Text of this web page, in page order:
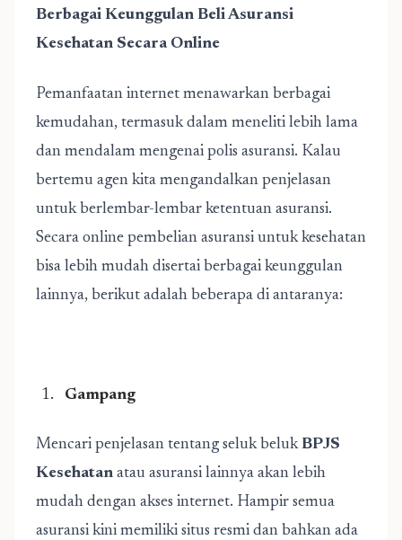
Berbagai Keunggulan Beli Asuransi
Kesehatan Secara Online
Pemanfaatan internet menawarkan berbagai
kemudahan, termasuk dalam meneliti lebih lama
dan mendalam mengenai polis asuransi. Kalau
bertemu agen kita mengandalkan penjelasan
untuk berlembar-lembar ketentuan asuransi.
Secara online pembelian asuransi untuk kesehatan
bisa lebih mudah disertai berbagai keunggulan
lainnya, berikut adalah beberapa di antaranya:
Gampang
Mencari penjelasan tentang seluk belukBPJS
Kesehatan atau asuransi lainnya akan lebih
mudah dengan akses internet. Hampir semua
asuransi kini memiliki situs resmi dan bahkan ada